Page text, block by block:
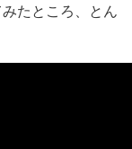
たところ、とん